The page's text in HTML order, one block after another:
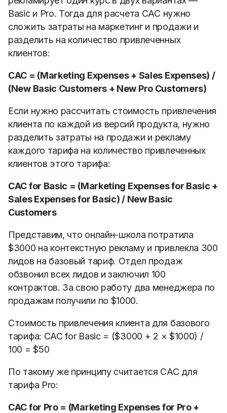
Basic и Pro. Тогда для расчета CAC нужно
сложить затраты на маркетинг и продажи и
разделить на количество привлеченных
клиентов:
CAC = (Marketing Expenses + Sales Expenses) /
(New Basic Customers + New Pro Customers)
Если нужно рассчитать стоимость привлечения
клиента по каждой из версий продукта, нужно
разделить затраты на продажи и рекламу
каждого тарифа на количество привлеченных
клиентов этого тарифа:
CAC for Basic = (Marketing Expenses for Basic +
Sales Expenses for Basic) / New Basic
Customers
Представим, что онлайн-школа потратила
$3000 на контекстную рекламу и привлекла 300
лидов на базовый тариф. Отдел продаж
обзвонил всех лидов и заключил 100
контрактов. За свою работу два менеджера по
продажам получили по $1000.
Стоимость привлечения клиента для базового
тарифа: САС for Basic = ($3000 + 2 × $1000) /
100 = $50
По такому же принципу считается САС для
тарифа Pro:
CAC for Pro = (Marketing Expenses for Pro +